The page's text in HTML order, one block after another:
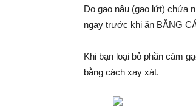
Do gạo nâu (gạo lứt) chứa
ngay trước khi ăn BẰNG
Khi bạn loại bỏ phần cám
bằng cách xay xát.